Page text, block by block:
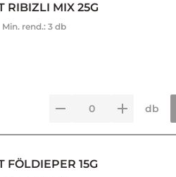
RIBIZLI MIX 25G
Min. rend.: 3 db
db
FÖLDIEPER 15G